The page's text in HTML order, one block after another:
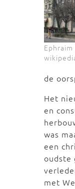
de
Het
en
was
een
oudste
met